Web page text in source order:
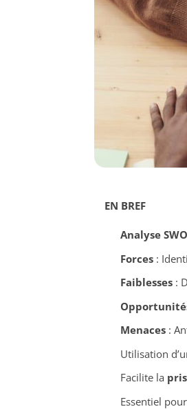
EN BREF
Analyse
Forces:
Faiblesses:
Menaces:
Utilisation
Facilite la
Essentiel